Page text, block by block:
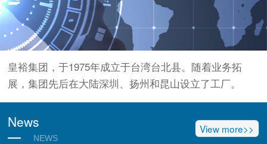
皇裕集团，于1975年成立于台湾台北县。随着业务拓
展，集团先后在大陆深圳、扬州和昆山设立了工厂。
View more>>
News
NEWS